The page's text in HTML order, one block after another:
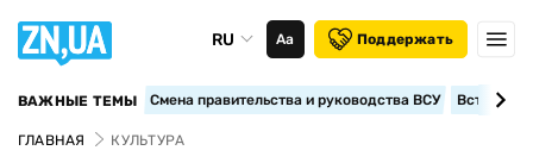
RU Аа Поддержать
ВАЖНЫЕ ТЕМЫ Смена правительства и руководства ВСУ
ГЛАВНАЯ КУЛЬТУРА